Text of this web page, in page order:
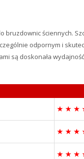
bruzdownic ściennych.
odpornym i
są doskonała
★ ★ ★
★ ★ ★
★ ★ ★